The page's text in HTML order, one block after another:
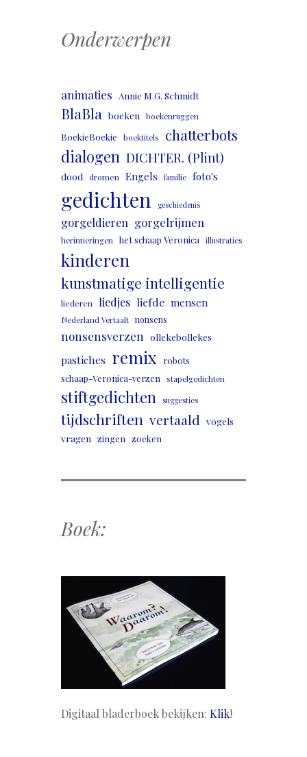
Onderwerpen
animaties Annie M.G. Schmidt
BlaBla boeken boekenruggen
BoekieBoekie boektitels chatterbots
dialogen DICHTER. (Plint)
dood dromen Engels familie foto's
gedichten geschiedenis
gorgeldieren gorgelrijmen
herinneringen het schaap Veronica illustraties
kinderen
kunstmatige intelligentie
liederen liedjes liefde mensen
Nederland Vertaalt nonsens
nonsensverzen ollekebollekes
pastiches remix
robots
schaap-Veronica-verzen stapelgedichten
stiftgedichten suggesties
tijdschriften vertaald vogels
vragen zingen zoeken
Boek:
Digitaal bladerboek bekijken: Klik!